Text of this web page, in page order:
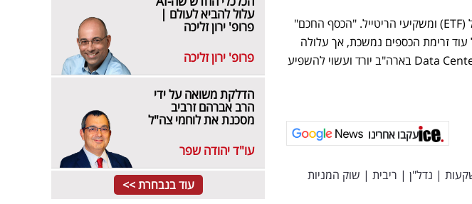
הקונים הגדולים ביותר של המניות בארה"ב ממשיכים להיות קרנות הסל (ETF) ומשקיעי הריטייל. "הכסף החכם"
זרימת הכספים נמשכת, אך עלולה
להגביר את פגיעותו במקרה של שינוי מגמה. קצב הגידול של בניית Data Centers בארה"ב יורד ועשוי להשפיע
עקבו אחרינו
| נדל"ן | ריבית | שוק המניות
עלול להביא לעולם |
פרופ' ירון זליכה
פרופ' ירון זליכה
הדלקת משואה על ידי
הרב אברהם זרביב
מסכנת את לוחמי צה"ל
עו"ד יהודה שפר
עוד בנבחרת >>